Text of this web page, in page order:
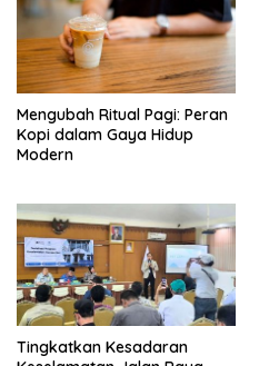
Mengubah Ritual Pagi: Peran
Kopi dalam Gaya Hidup
Modern
Tingkatkan Kesadaran